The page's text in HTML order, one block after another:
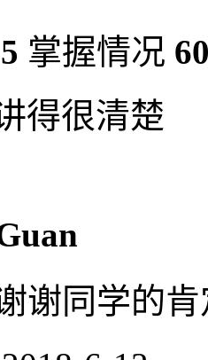
5 掌握情况
得很清楚
谢同学的